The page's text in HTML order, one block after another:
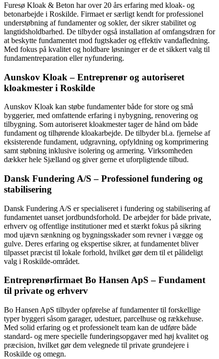
Furesø Kloak & Beton har over 20 års erfaring med kloak- og
betonarbejde i Roskilde. Firmaet er særligt kendt for professionel
understøbning af fundamenter og sokler, der sikrer stabilitet og
langtidsholdbarhed. De tilbyder også installation af omfangsdræn for
at beskytte fundamentet mod fugtskader og effektiv vandafledning.
Med fokus på kvalitet og holdbare løsninger er de et sikkert valg til
fundamentreparation eller nyfundering.
Aunskov Kloak – Entreprenør og autoriseret
kloakmester i Roskilde
Aunskov Kloak kan støbe fundamenter både for store og små
byggerier, med omfattende erfaring i nybygning, renovering og
tilbygning. Som autoriseret kloakmester tager de hånd om både
fundament og tilhørende kloakarbejde. De tilbyder bl.a. fjernelse af
eksisterende fundament, udgravning, opfyldning og komprimering
samt støbning inklusive isolering og armering. Virksomheden
dækker hele Sjælland og giver gerne et uforpligtende tilbud.
Dansk Fundering A/S – Professionel fundering og
stabilisering
Dansk Fundering A/S er specialiseret i fundering og stabilisering af
fundamentet uanset jordbundsforhold. De arbejder for både private,
erhverv og offentlige institutioner med et stærkt fokus på sikring
mod ujævn sænkning og bygningsskader som revner i vægge og
gulve. Deres erfaring og ekspertise sikrer, at fundamentet bliver
tilpasset præcist til lokale forhold, hvilket gør dem til et pålideligt
valg i Roskilde-området.
Entreprenørfirmaet Bo Hansen ApS – Fundament
til private og erhverv
Bo Hansen ApS tilbyder opførelse af fundamenter til forskellige
typer byggeri såsom garager, udestuer, parcelhuse og rækkehuse.
Med solid erfaring og et professionelt team kan de udføre både
standard- og mere specielle funderingsopgaver med høj kvalitet og
præcision, hvilket gør dem velegnede til private grundejere i
Roskilde og omegn.